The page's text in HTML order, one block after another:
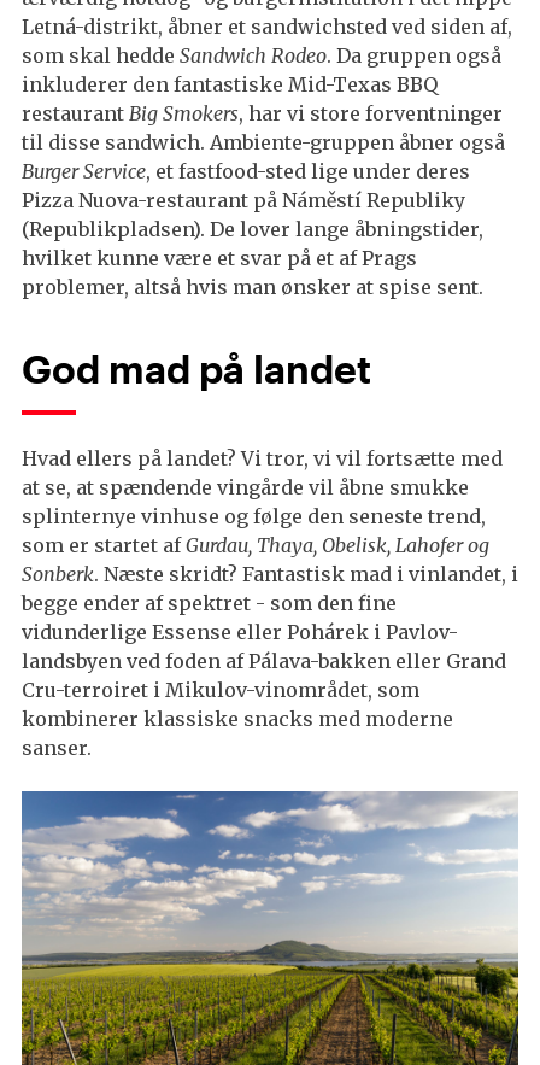
Letná-distrikt, åbner et sandwichsted ved siden af,
som skal hedde Sandwich Rodeo. Da gruppen også
inkluderer den fantastiske Mid-Texas BBQ
restaurant Big Smokers, har vi store forventninger
til disse sandwich. Ambiente-gruppen åbner også
Burger Service, et fastfood-sted lige under deres
Pizza Nuova-restaurant på Náměstí Republiky
(Republikpladsen). De lover lange åbningstider,
hvilket kunne være et svar på et af Prags
problemer, altså hvis man ønsker at spise sent.
God mad på landet
Hvad ellers på landet? Vi tror, vi vil fortsætte med
at se, at spændende vingårde vil åbne smukke
splinternye vinhuse og følge den seneste trend,
som er startet afGurdau, Thaya, Obelisk, Lahofer og
Sonberk. Næste skridt? Fantastisk mad i vinlandet, i
begge ender af spektret - som den fine
vidunderlige Essense eller Pohárek i Pavlov-
landsbyen ved foden af Pálava-bakken eller Grand
Cru-terroiret i Mikulov-vinområdet, som
kombinerer klassiske snacks med moderne
sanser.